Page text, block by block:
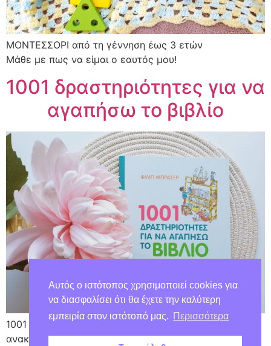
ΜΟΝΤΕΣΣΟΡΙ από τη γέννηση έως 3 ετών
Μάθε με πως να είμαι ο εαυτός μου!
1001 δραστηριότητες για να
αγαπήσω το βιβλίο
1001 δραστηριότητες που θα βοηθήσουν κάθε παιδί να
ανακαλύψει τους θησαυρούς που κρύβει ο µαγικός
Αυτός ο ιστότοπος χρησιμοποιεί cookies για
να διασφαλίσει ότι θα έχετε την καλύτερη
εμπειρία στον ιστότοπό μας.
Περισσότερα